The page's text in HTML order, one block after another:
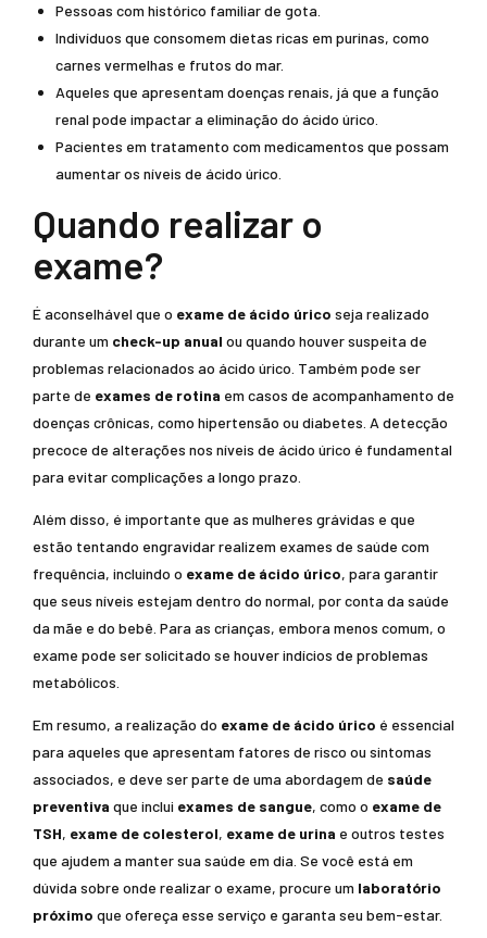
Pessoas com histórico familiar de gota.
Indivíduos que consomem dietas ricas em purinas, como
carnes vermelhas e frutos do mar.
Aqueles que apresentam doenças renais, já que a função
renal pode impactar a eliminação do ácido úrico.
Pacientes em tratamento com medicamentos que possam
aumentar os níveis de ácido úrico.
Quando realizar o
exame?
É aconselhável que o exame de ácido úrico seja realizado
durante um check-up anual ou quando houver suspeita de
problemas relacionados ao ácido úrico. Também pode ser
parte de exames de rotina em casos de acompanhamento de
doenças crônicas, como hipertensão ou diabetes. A detecção
precoce de alterações nos níveis de ácido úrico é fundamental
para evitar complicações a longo prazo.
Além disso, é importante que as mulheres grávidas e que
estão tentando engravidar realizem exames de saúde com
frequência, incluindo o exame de ácido úrico, para garantir
que seus níveis estejam dentro do normal, por conta da saúde
da mãe e do bebê. Para as crianças, embora menos comum, o
exame pode ser solicitado se houver indícios de problemas
metabólicos.
Em resumo, a realização do exame de ácido úrico é essencial
para aqueles que apresentam fatores de risco ou sintomas
associados, e deve ser parte de uma abordagem de saúde
preventiva que inclui exames de sangue, como o exame de
TSH, exame de colesterol, exame de urina e outros testes
que ajudem a manter sua saúde em dia. Se você está em
dúvida sobre onde realizar o exame, procure um laboratório
próximo que ofereça esse serviço e garanta seu bem-estar.